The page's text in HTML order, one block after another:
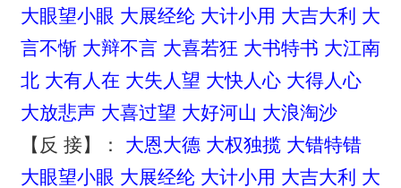
大眼望小眼 大展经纶 大计小用 大吉大利 大
言不惭 大辩不言 大喜若狂 大书特书 大江南
北 大有人在 大失人望 大快人心 大得人心
大放悲声 大喜过望 大好河山 大浪淘沙
【反 接】： 大恩大德 大权独揽 大错特错
大眼望小眼 大展经纶 大计小用 大吉大利 大